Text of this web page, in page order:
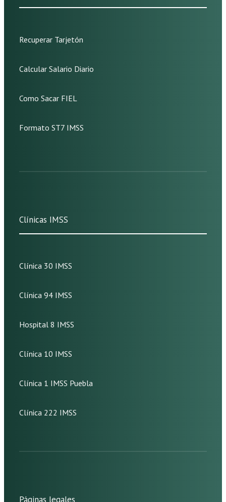
Recuperar Tarjetón
Calcular Salario Diario
Como Sacar FIEL
Formato ST7 IMSS
Clínicas IMSS
Clínica 30 IMSS
Clínica 94 IMSS
Hospital 8 IMSS
Clínica 10 IMSS
Clínica 1 IMSS Puebla
Clínica 222 IMSS
Páginas legales